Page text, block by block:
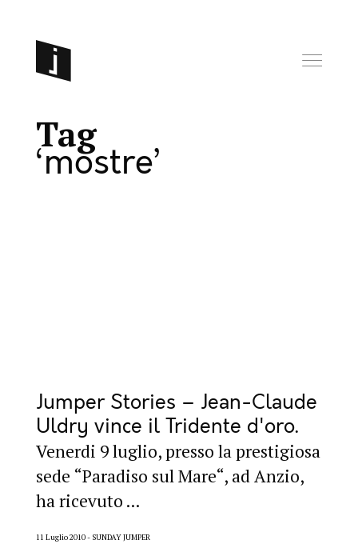
Tag
mostre
Jumper Stories – Jean-Claude
Uldry vince il Tridente d'oro
Venerdi 9 luglio, presso la prestigiosa
sede “Paradiso sul Mare“, ad Anzio,
ha ricevuto ...
11 Luglio 2010 SUNDAY JUMPER